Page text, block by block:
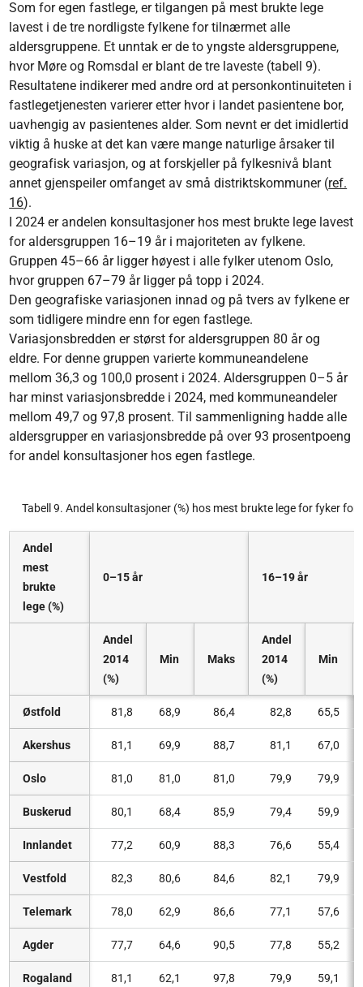
Som for egen fastlege, er tilgangen på mest brukte lege
lavest i de tre nordligste fylkene for tilnærmet alle
aldersgruppene. Et unntak er de to yngste aldersgruppene,
hvor Møre og Romsdal er blant de tre laveste (tabell 9).
Resultatene indikerer med andre ord at personkontinuiteten i
fastlegetjenesten varierer etter hvor i landet pasientene bor,
uavhengig av pasientenes alder. Som nevnt er det imidlertid
viktig å huske at det kan være mange naturlige årsaker til
geografisk variasjon, og at forskjeller på fylkesnivå blant
annet gjenspeiler omfanget av små distriktskommuner (ref.
16).
I 2024 er andelen konsultasjoner hos mest brukte lege lavest
for aldersgruppen 16–19 år i majoriteten av fylkene.
Gruppen 45–66 år ligger høyest i alle fylker utenom Oslo,
hvor gruppen 67–79 år ligger på topp i 2024.
Den geografiske variasjonen innad og på tvers av fylkene er
som tidligere mindre enn for egen fastlege.
Variasjonsbredden er størst for aldersgruppen 80 år og
eldre. For denne gruppen varierte kommuneandelene
mellom 36,3 og 100,0 prosent i 2024. Aldersgruppen 0–5 år
har minst variasjonsbredde i 2024, med kommuneandeler
mellom 49,7 og 97,8 prosent. Til sammenligning hadde alle
aldersgrupper en variasjonsbredde på over 93 prosentpoeng
for andel konsultasjoner hos egen fastlege.
Tabell 9. Andel konsultasjoner (%) hos mest brukte lege for fyker
Andel
mest
brukte
lege (%)
0–15 år 16–19 år
Andel
2014
(%)
Min Maks
Andel
2014
(%)
Min
Østfold 81,8 68,9 86,4 82,8 65,5
Akershus 81,1 69,9 88,7 81,1 67,0
Oslo 81,0 81,0 81,0 79,9 79,9
Buskerud 80,1 68,4 85,9 79,4 59,9
Innlandet 77,2 60,9 88,3 76,6 55,4
Vestfold 82,3 80,6 84,6 82,1 79,9
Telemark 78,0 62,9 86,6 77,1 57,6
Agder 77,7 64,6 90,5 77,8 55,2
Rogaland 81,1 62,1 97,8 79,9 59,1